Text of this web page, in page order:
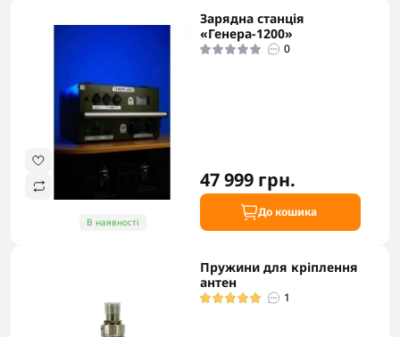
В наявності
Зарядна станція
«Генера-1200»
0
47 999 грн.
До кошика
Пружини для кріплення
антен
1